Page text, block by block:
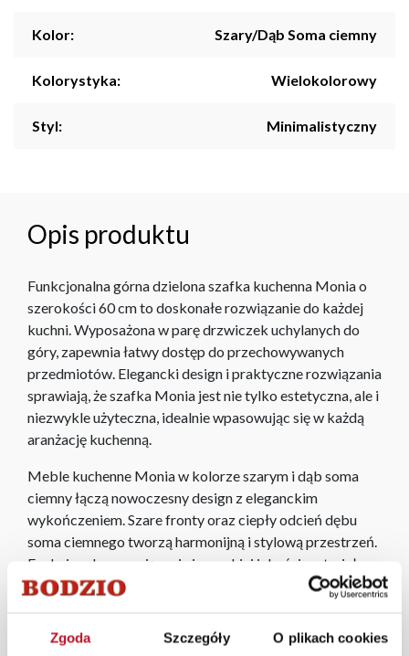
Zgoda Szczegóły O plikach cookies
Kolor: Szary/Dąb Soma ciemny
Kolorystyka: Wielokolorowy
Styl: Minimalistyczny
Opis produktu
Funkcjonalna górna dzielona szafka kuchenna Monia o
szerokości 60 cm to doskonałe rozwiązanie do każdej
kuchni. Wyposażona w parę drzwiczek uchylanych do
góry, zapewnia łatwy dostęp do przechowywanych
przedmiotów. Elegancki design i praktyczne rozwiązania
sprawiają, że szafka Monia jest nie tylko estetyczna, ale i
niezwykle użyteczna, idealnie wpasowując się w każdą
aranżację kuchenną.
Meble kuchenne Monia w kolorze szarym i dąb soma
ciemny łączą nowoczesny design z eleganckim
wykończeniem. Szare fronty oraz ciepły odcień dębu
soma ciemnego tworzą harmonijną i stylową przestrzeń.
Funkcjonalne rozwiązania i wysokiej jakości materiały
zapewniają trwałość oraz wygodę użytkowania, idealnie
W każdym z salonów mebli Bodzio oferujemy pomoc w